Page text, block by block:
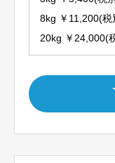
8kg ￥11,200(税
20kg ￥24,000(